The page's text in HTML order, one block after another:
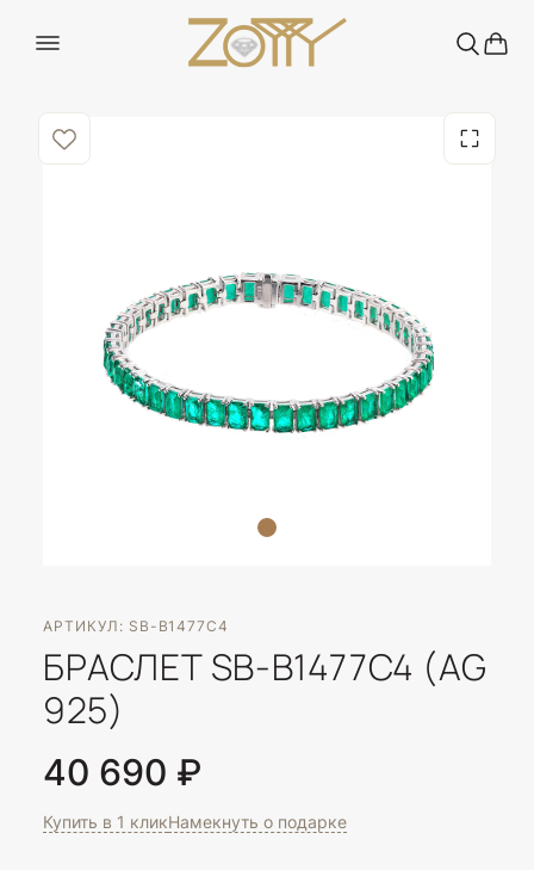
АРТИКУЛ: SB-B1477C4
БРАСЛЕТ SB-B1477C4 (AG
925)
40 690 ₽
Купить в 1 кликНамекнуть о подарке